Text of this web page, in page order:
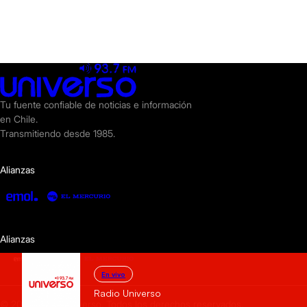
En vivo
Radio Universo
Tu fuente confiable de noticias e información
en Chile.
Transmitiendo desde 1985.
Alianzas
Alianzas